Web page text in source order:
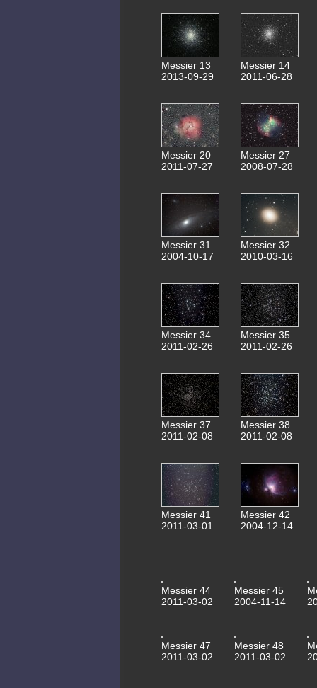
Messier 13
2013-09-29
Messier 14
2011-06-28
Messier 20
2011-07-27
Messier 27
2008-07-28
Messier 31
2004-10-17
Messier 32
2010-03-16
Messier 34
2011-02-26
Messier 35
2011-02-26
Messier 37
2011-02-08
Messier 38
2011-02-08
Messier 41
2011-03-01
Messier 42
2004-12-14
Messier 44
2011-03-02
Messier 45
2004-11-14
Messier 47
2011-03-02
Messier 48
2011-03-02